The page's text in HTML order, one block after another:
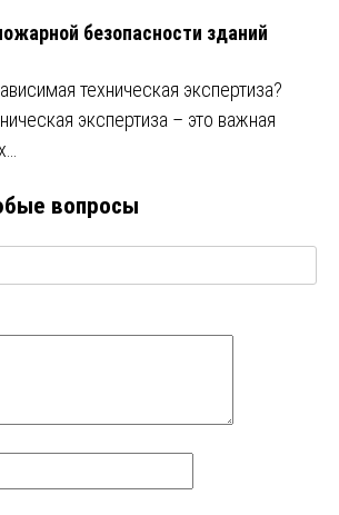
безопасности зданий
техническая экспертиза?
экспертиза – это важная
вопросы